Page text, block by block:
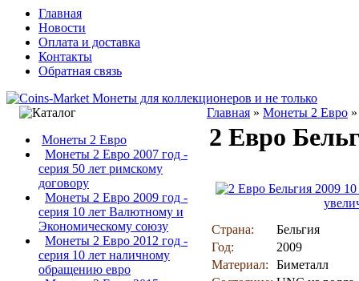
Главная
Новости
Оплата и доставка
Контакты
Обратная связь
Монеты 2 Евро
Монеты 2 Евро 2007 год -
серия 50 лет римскому
договору
Монеты 2 Евро 2009 год -
серия 10 лет Валютному и
Экономическому союзу
Монеты 2 Евро 2012 год -
серия 10 лет наличному
обращению евро
Главная » Монеты 2 Евро
2 Евро
Страна:
Бельгия
Год:
2009
Материал:
Биметалл